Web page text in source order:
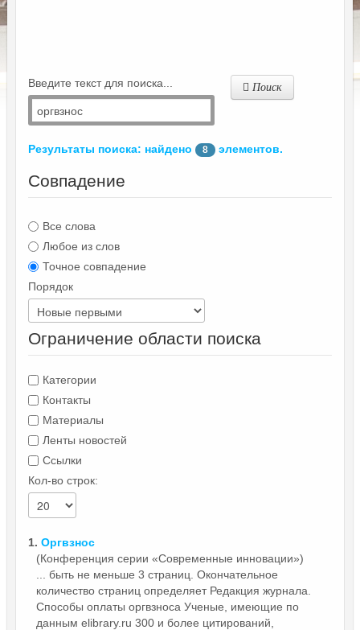
Введите текст для поиска... Поиск
Результаты поиска: найдено 8 элементов.
Совпадение
Все слова
Любое из слов
Точное совпадение
Порядок
Ограничение области поиска
Категории
Контакты
Материалы
Ленты новостей
Ссылки
Кол-во строк:
1. Оргвзнос
(Конференция серии «Современные инновации»)
... быть не меньше 3 страниц. Окончательное
количество страниц определяет Редакция журнала.
Способы оплаты оргвзноса Ученые, имеющие по
данным elibrary.ru 300 и более цитирований,